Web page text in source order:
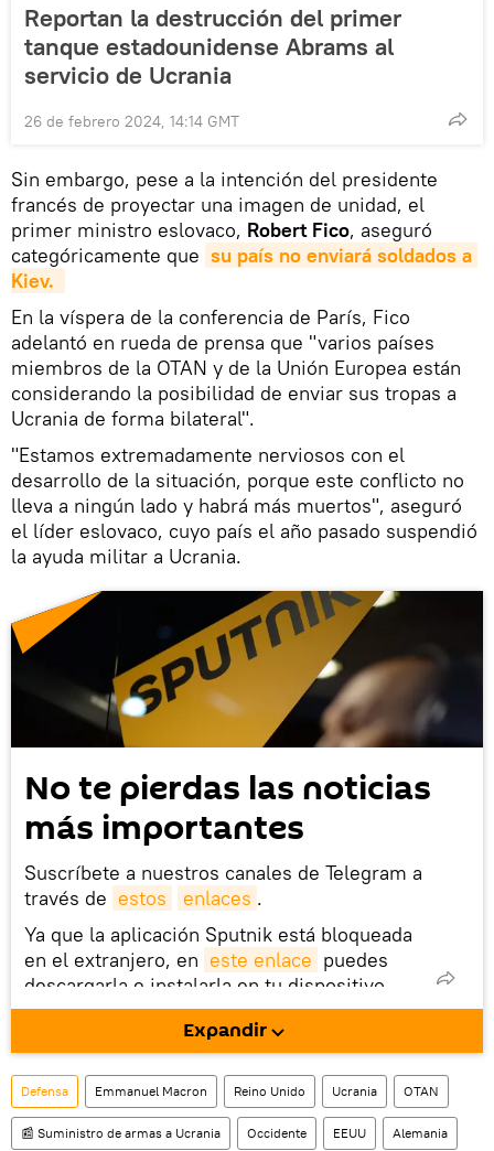
Reportan la destrucción del primer
tanque estadounidense Abrams al
servicio de Ucrania
26 de febrero 2024, 14:14 GMT
Sin embargo, pese a la intención del presidente
francés de proyectar una imagen de unidad, el
primer ministro eslovaco, Robert Fico, aseguró
categóricamente que su país no enviará soldados a
Kiev.
En la víspera de la conferencia de París, Fico
adelantó en rueda de prensa que "varios países
miembros de la OTAN y de la Unión Europea están
considerando la posibilidad de enviar sus tropas a
Ucrania de forma bilateral".
"Estamos extremadamente nerviosos con el
desarrollo de la situación, porque este conflicto no
lleva a ningún lado y habrá más muertos", aseguró
el líder eslovaco, cuyo país el año pasado suspendió
la ayuda militar a Ucrania.
No te pierdas las noticias
más importantes
Suscríbete a nuestros canales de Telegram a
través de estos enlaces .
Ya que la aplicación Sputnik está bloqueada
en el extranjero, en este enlace puedes
descargarla e instalarla en tu dispositivo
móvil (¡solo para Android!).
También tenemos una cuenta en la red
social rusa VK .
Expandir
Defensa Emmanuel Macron Reino Unido Ucrania OTAN
📰 Suministro de armas a Ucrania Occidente EEUU Alemania